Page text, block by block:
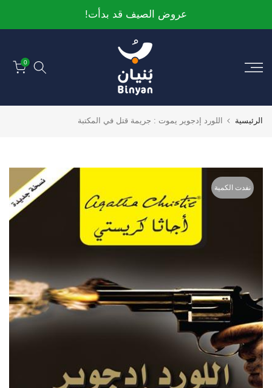
إلى
عروض الصيف قد بدأت!
0
الرئيسية اللورد إدجوير يموت : جريمة قتل في المكتبة
نفدت الكمية